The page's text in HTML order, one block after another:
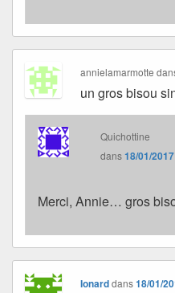
annielamarmotte
un gros bisou
Quichottine
dans18/01/
Merci, Annie… gros
Ionarddans18/01/